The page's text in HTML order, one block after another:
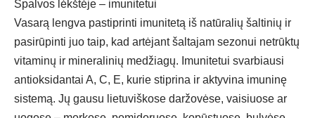
Spal­vos lėkš­tė­je – imu­ni­te­tui
Va­sa­rą leng­va pa­stip­rin­ti imu­ni­te­tą iš na­tū­ra­lių šal­ti­nių ir
pa­si­rū­pin­ti juo taip, kad ar­tė­jant šal­ta­jam se­zo­nui ne­trūk­tų
vi­ta­mi­nų ir mi­ne­ra­li­nių me­džia­gų. Imu­ni­te­tui svar­biau­si
an­tiok­si­dan­tai A, C, E, ku­rie stip­ri­na ir ak­ty­vi­na imu­ni­nę
sis­te­mą. Jų gau­su lie­tu­viš­ko­se dar­žo­vė­se, vai­siuo­se ar